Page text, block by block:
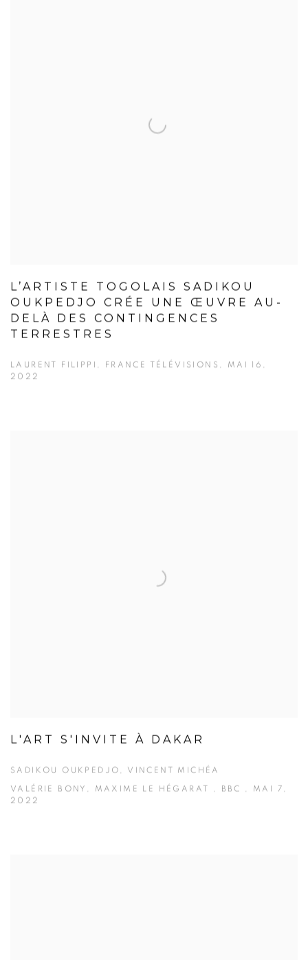
L’ARTISTE TOGOLAIS SADIKOU
OUKPEDJO CRÉE UNE ŒUVRE AU-
DELÀ DES CONTINGENCES
TERRESTRES
LAURENT FILIPPI, FRANCE TÉLÉVISIONS, MAI 16,
2022
L'ART S'INVITE À DAKAR
SADIKOU OUKPEDJO, VINCENT MICHÉA
VALÉRIE BONY, MAXIME LE HÉGARAT , BBC , MAI 7,
2022